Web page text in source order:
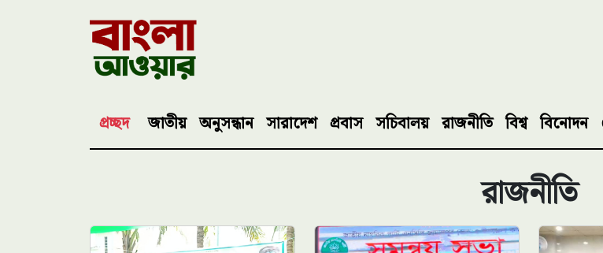
প্রচ্ছদ জাতীয় অনুসন্ধান সারাদেশ প্রবাস সচিবালয় রাজনীতি বিশ্ব বিনোদন
রাজনীতি